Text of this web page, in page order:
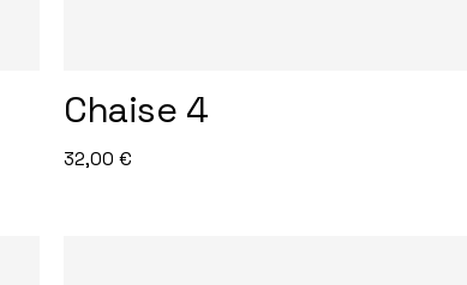
Chaise 4
32,00 €